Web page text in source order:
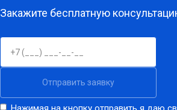
Закажите бесплатную
Отправить заявку